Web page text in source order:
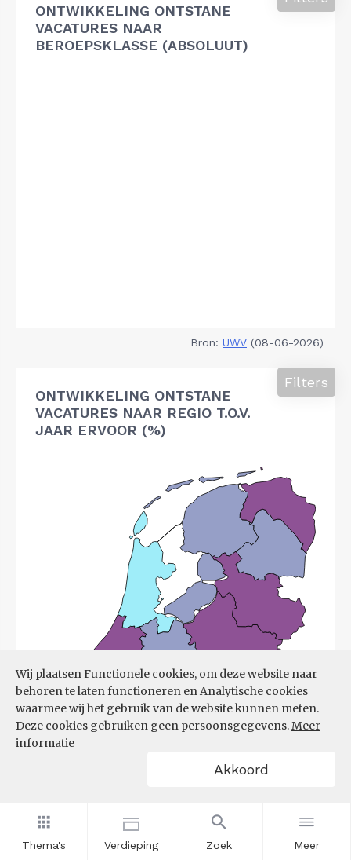
Thema's Verdieping Zoek Meer
Wij plaatsen Functionele cookies, om deze website naar
behoren te laten functioneren en Analytische cookies
waarmee wij het gebruik van de website kunnen meten.
Deze cookies gebruiken geen persoonsgegevens.Meer
informatie
Akkoord
ONTWIKKELING ONTSTANE
VACATURES NAAR
BEROEPSKLASSE (ABSOLUUT)
Bron: UWV (08-06-2026)
ONTWIKKELING ONTSTANE
VACATURES NAAR REGIO T.O.V.
JAAR ERVOOR (%)
Filters
Bron:UWV (08-06-2026)